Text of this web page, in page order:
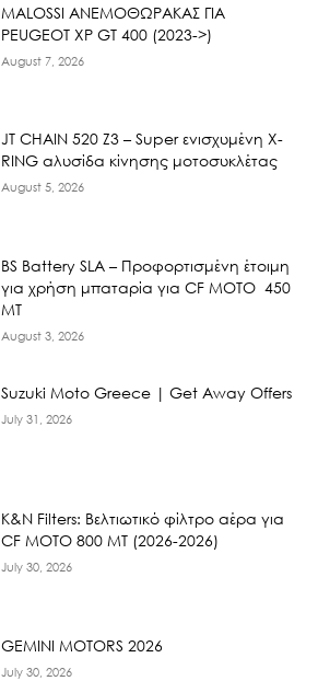
ΜΑLOSSI ΑΝΕΜΟΘΩΡΑΚΑΣ ΓΙΑ
PEUGEOT XP GT 400 (2023->)
August 7, 2026
JT CHAIN 520 Ζ3 – Super ενισχυμένη X-
RING αλυσίδα κίνησης μοτοσυκλέτας
August 5, 2026
BS Battery SLA – Προφορτισμένη έτοιμη
για χρήση μπαταρία για CF MOTO 450
MT
August 3, 2026
Suzuki Moto Greece | Get Away Offers
July 31, 2026
K&N Filters: Βελτιωτικό φίλτρο αέρα για
CF ΜΟΤΟ 800 ΜΤ (2026-2026)
July 30, 2026
GEMINI MOTORS 2026
July 30, 2026